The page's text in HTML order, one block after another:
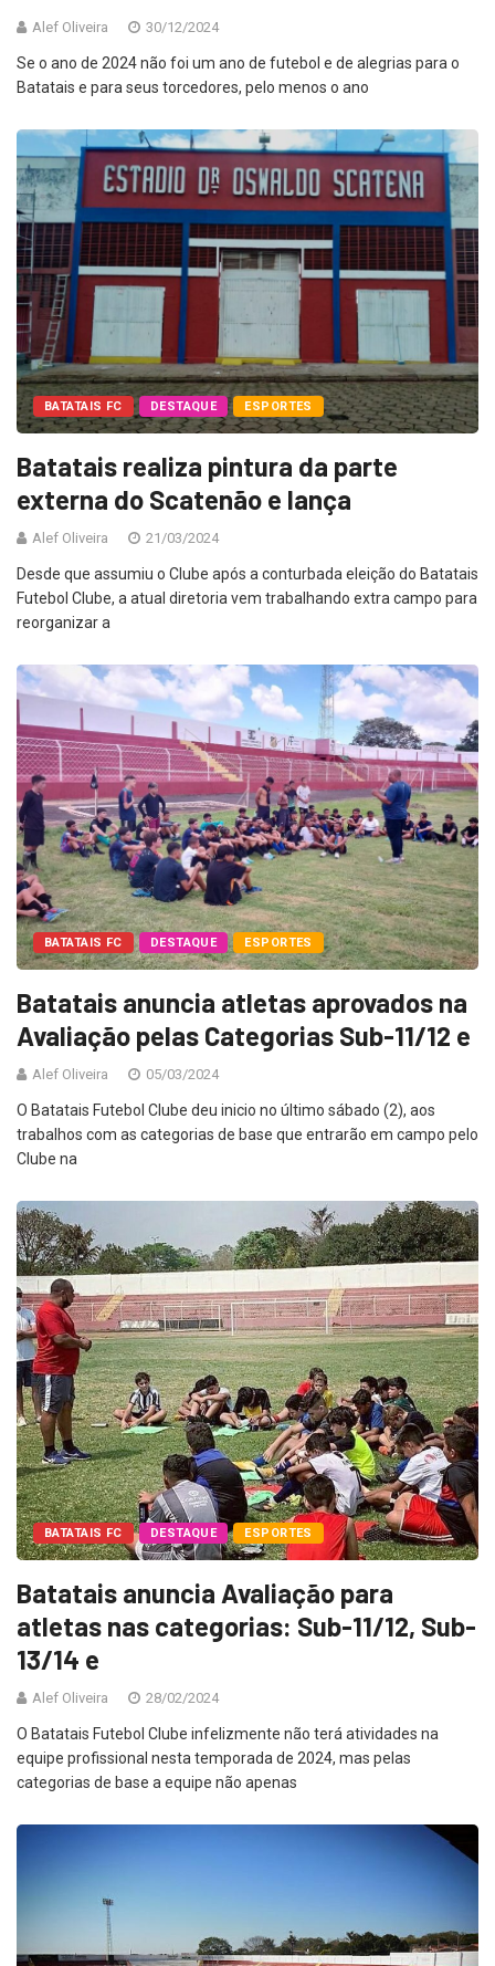
Alef Oliveira 30/12/2024
Se o ano de 2024 não foi um ano de futebol e de alegrias para o
Batatais e para seus torcedores, pelo menos o ano
BATATAIS FC DESTAQUE ESPORTES
Batatais realiza pintura da parte
externa do Scatenão e lança
Alef Oliveira 21/03/2024
Desde que assumiu o Clube após a conturbada eleição do Batatais
Futebol Clube, a atual diretoria vem trabalhando extra campo para
reorganizar a
BATATAIS FC DESTAQUE ESPORTES
Batatais anuncia atletas aprovados na
Avaliação pelas Categorias Sub-11/12 e
Alef Oliveira 05/03/2024
O Batatais Futebol Clube deu inicio no último sábado (2), aos
trabalhos com as categorias de base que entrarão em campo pelo
Clube na
BATATAIS FC DESTAQUE ESPORTES
Batatais anuncia Avaliação para
atletas nas categorias: Sub-11/12, Sub-
13/14 e
Alef Oliveira 28/02/2024
O Batatais Futebol Clube infelizmente não terá atividades na
equipe profissional nesta temporada de 2024, mas pelas
categorias de base a equipe não apenas